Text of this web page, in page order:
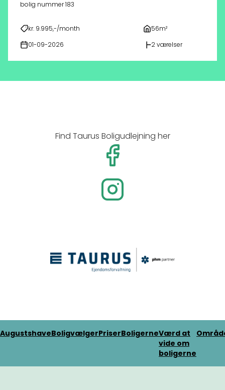
bolig nummer 183
kr. 9.995,-/month 56m²
01-09-2026 2 værelser
Find Taurus Boligudlejning her
AugustshaveBoligvælgerPriserBoligerneVærd at
vide om
boligerne